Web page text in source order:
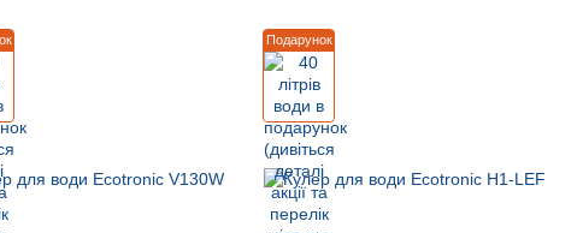
Подарунок